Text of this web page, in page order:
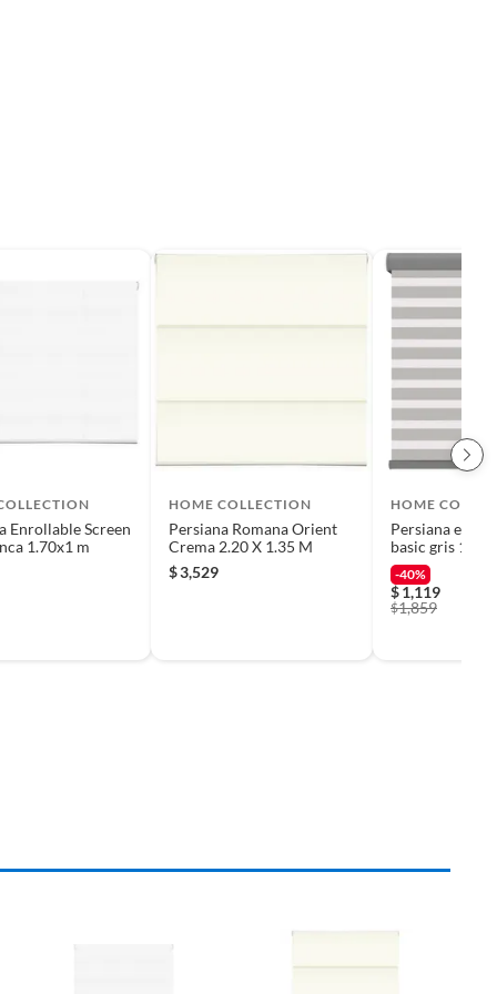
Enrollable Screen
1.70x1 m
HOME COLLECTION
Persiana Romana Orient
Crema 2.20 X 1.35 M
$3,529
HOME
Persiana
basic gris
-40%
$1,119
$1,859